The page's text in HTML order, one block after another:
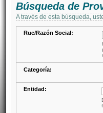
Búsqueda de
A través de esta búsqueda,
Ruc/Razón Social:
Categoría:
Entidad: